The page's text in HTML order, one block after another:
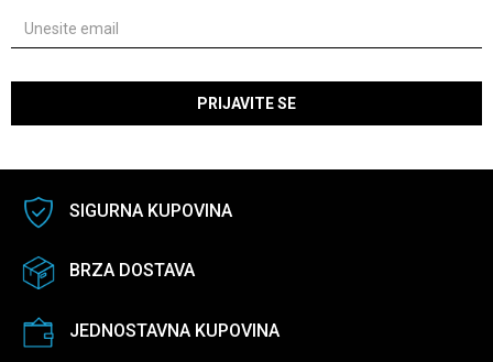
PRIJAVITE SE
SIGURNA KUPOVINA
BRZA DOSTAVA
JEDNOSTAVNA KUPOVINA